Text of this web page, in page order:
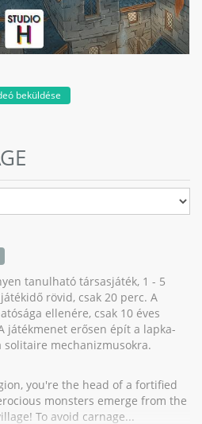
beküldése
tanulható társasjáték, 1 - 5
rövid, csak 20 perc. A
ellenére, csak 10 éves
játékmenet erősen épít a lapka-
solitaire mechanizmusokra.
you're the head of a fortified
monsters emerge from the
To avoid carnage...